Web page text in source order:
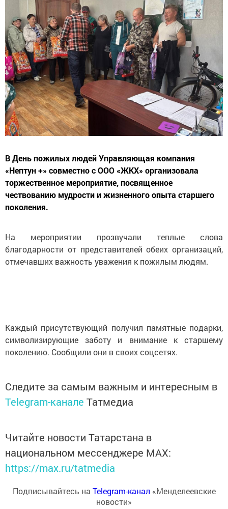
В День пожилых людей Управляющая компания
«Нептун +» совместно с ООО «ЖКХ» организовала
торжественное мероприятие, посвященное
чествованию мудрости и жизненного опыта старшего
поколения.
На мероприятии прозвучали теплые слова
благодарности от представителей обеих организаций,
отмечавших важность уважения к пожилым людям.
Каждый присутствующий получил памятные подарки,
символизирующие заботу и внимание к старшему
поколению. Сообщили они в своих соцсетях.
Следите за самым важным и интересным в
Telegram-канале Татмедиа
Читайте новости Татарстана в
национальном мессенджере MАХ:
https://max.ru/tatmedia
Подписывайтесь на Telegram-канал «Менделеевские
новости»